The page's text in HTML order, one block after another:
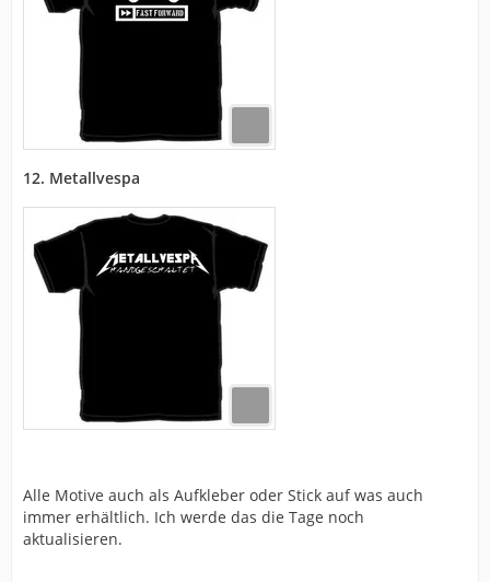
12. Metallvespa
Alle Motive auch als Aufkleber oder Stick auf was auch
immer erhältlich. Ich werde das die Tage noch
aktualisieren.